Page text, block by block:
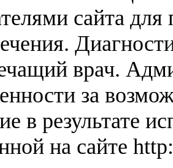
сайта
врач.
за
в результате
на сайте